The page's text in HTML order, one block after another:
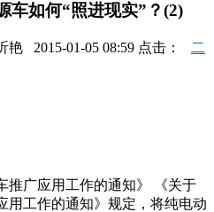
车如何“照进现实”？(2)
艳 2015-01-05 08:59 点击： 二
推广应用工作的通知》 《关于
用工作的通知》规定，将纯电动